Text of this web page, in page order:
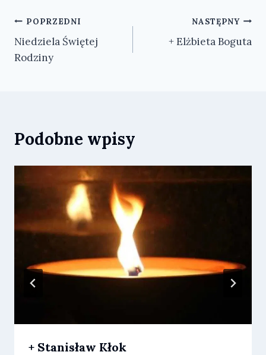
Nawigacja
wpisu
POPRZEDNI
Niedziela Świętej
Rodziny
NASTĘPNY
+ Elżbieta Boguta
Podobne wpisy
+ Stanisław Kłok